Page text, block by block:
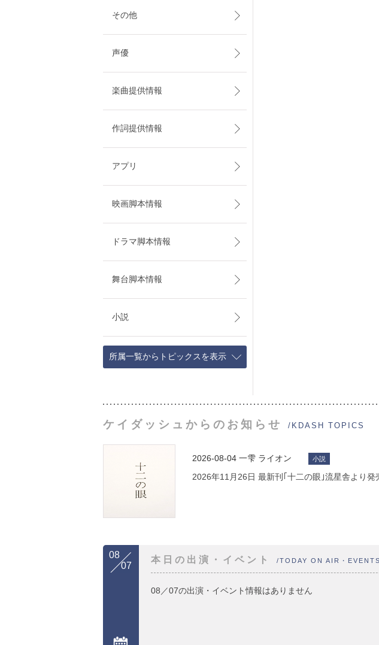
その他
声優
楽曲提供情報
作詞提供情報
アプリ
映画脚本情報
ドラマ脚本情報
舞台脚本情報
小説
所属一覧からトピックスを表示
ケイダッシュからのお知らせ /KDASH TOPICS
2026-08-04 一雫 ライオン 小説
2026年11月26日 最新刊｢十二の眼｣流星舎より発
08
07
本日の出演・イベント /TODAY ON AIR・EVENTS
08／07の出演・イベント情報はありません